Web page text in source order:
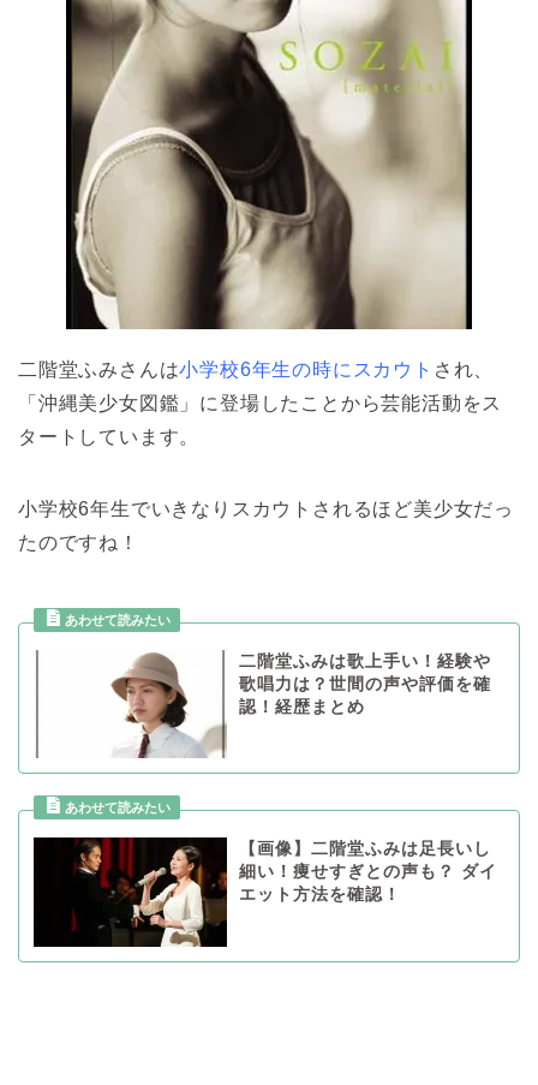
二階堂ふみさんは小学校6年生の時にスカウト され、
「沖縄美少女図鑑」に登場したことから芸能活動をス
タートしています。
小学校6年生でいきなりスカウトされるほど美少女だっ
たのですね！
二階堂ふみは歌上手い！経験や
歌唱力は？世間の声や評価を確
認！経歴まとめ
【画像】二階堂ふみは足長いし
細い！痩せすぎとの声も？ ダイ
エット方法を確認！